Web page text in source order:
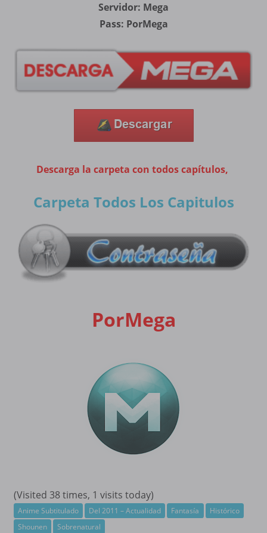
Servidor: Mega
Pass: PorMega
Descarga la carpeta con todos capítulos,
Carpeta Todos Los Capitulos
PorMega
(Visited 38 times, 1 visits today)
Anime Subtitulado Del 2011 – Actualidad Fantasía
Histórico
Shounen
Sobrenatural